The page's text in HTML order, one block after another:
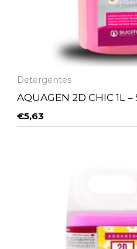
Detergentes
AQUAGEN 2D CHIC 1L –
€5,63